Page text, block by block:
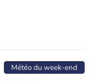
Météo du week-end